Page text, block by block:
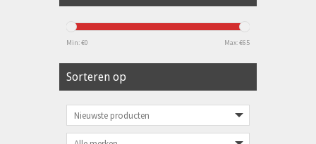
Min: €0 Max: €65
Sorteren op